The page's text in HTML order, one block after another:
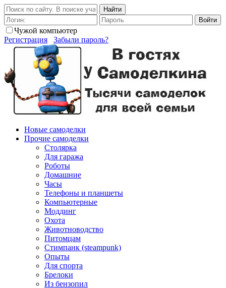
Найти
Войти
Чужой компьютер
Регистрация
Забыли пароль?
Новые самоделки
Прочие самоделки
Столярка
Для гаража
Роботы
Домашние
Часы
Телефоны и планшеты
Компьютерные
Моддинг
Охота
Животноводство
Питомцам
Стимпанк (steampunk)
Опыты
Для спорта
Брелоки
Из бензопил